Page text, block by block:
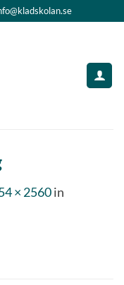
× 2560in